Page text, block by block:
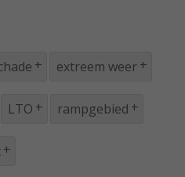
extreem weer
LTO rampgebied